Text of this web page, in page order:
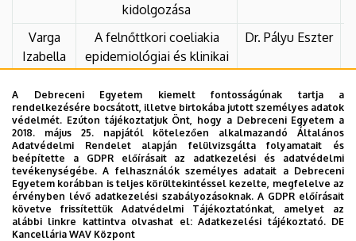
A Debreceni Egyetem kiemelt fontosságúnak tartja a
rendelkezésére bocsátott, illetve birtokába jutott személyes adatok
védelmét. Ezúton tájékoztatjuk Önt, hogy a Debreceni Egyetem a
2018. május 25. napjától kötelezően alkalmazandó Általános
Adatvédelmi Rendelet alapján felülvizsgálta folyamatait és
beépítette a GDPR előírásait az adatkezelési és adatvédelmi
tevékenységébe. A felhasználók személyes adatait a Debreceni
Egyetem korábban is teljes körültekintéssel kezelte, megfelelve az
érvényben lévő adatkezelési szabályozásoknak. A GDPR előírásait
követve frissítettük Adatvédelmi Tájékoztatónkat, amelyet az
alábbi linkre kattintva olvashat el:Adatkezelési tájékoztató. DE
Kancellária WAV Központ
kidolgozása
Varga
Izabella
A felnőttkori coeliakia
epidemiológiai és klinikai
jellemzői a Debreceni
Egyetem
Gasztroenterológiai
Klinikájának
beteganyagában
Dr. Pályu Eszter